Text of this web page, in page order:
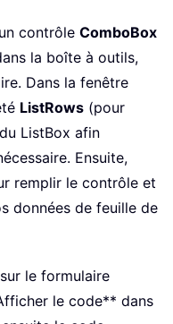
contrôle ComboBox
la boîte à outils,
Dans la fenêtre
ListRows (pour
ListBox afin
Ensuite,
remplir le contrôle et
données de feuille de
le formulaire
le code** dans